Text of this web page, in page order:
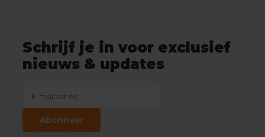
Schrijf je in voor exclusief
nieuws & updates
Abonneer